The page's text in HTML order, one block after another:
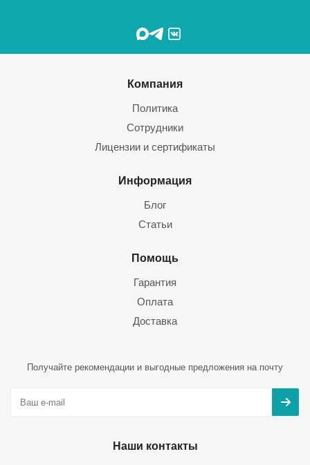
Компания
Политика
Сотрудники
Лицензии и сертификаты
Информация
Блог
Статьи
Помощь
Гарантия
Оплата
Доставка
Получайте рекомендации и выгодные предложения на почту
Наши контакты